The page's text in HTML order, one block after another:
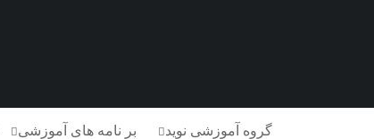
گروه آموزشی نوید بر نامه های آموزشی